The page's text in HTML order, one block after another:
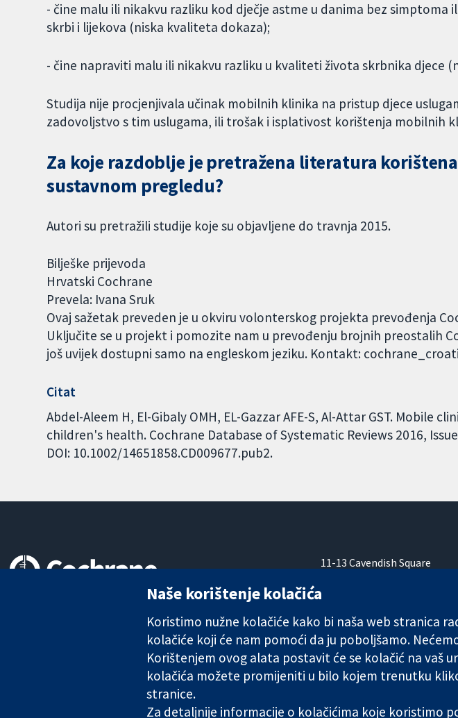
- čine malu ili nikakvu razliku kod dječje astme u danima bez simptoma
skrbi i lijekova (niska kvaliteta dokaza);
- čine napraviti malu ili nikakvu razliku u kvaliteti života skrbnika djece
Studija nije procjenjivala učinak mobilnih klinika na pristup djece
zadovoljstvo s tim uslugama, ili trošak i isplativost korištenja mobilnih
Za koje razdoblje je pretražena literatura
sustavnom pregledu?
Autori su pretražili studije koje su objavljene do travnja 2015.
Bilješke prijevoda
Hrvatski Cochrane
Prevela: Ivana Sruk
Ovaj sažetak preveden je u okviru volonterskog projekta prevođenja
Uključite se u projekt i pomozite nam u prevođenju brojnih preostalih
još uvijek dostupni samo na engleskom jeziku. Kontakt:
Citat
Abdel-Aleem H, El-Gibaly OMH, EL-Gazzar AFE-S, Al-Attar GST. Mobile
children's health. Cochrane Database of Systematic Reviews 2016, Issue
DOI: 10.1002/14651858.CD009677.pub2.
11-13 Cavendish Square
W1G 0AN
The Cochrane Collaboration is a charity (no. 1045921) and a company limited by guarantee (no.
Naše korištenje kolačića
Koristimo nužne kolačiće kako bi naša web stranica
kolačiće koji će nam pomoći da ju poboljšamo.
Korištenjem ovog alata postavit će se kolačić na vaš
kolačića možete promijeniti u bilo kojem trenutku
stranice.
Za detaljnije informacije o kolačićima koje koristimo